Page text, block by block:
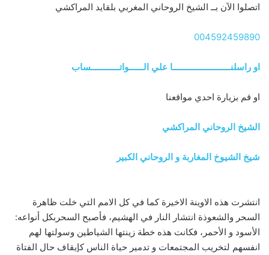
اتصلوا الآن بــ الشيخ الروحاني المغربي بلقايد المراكشي
004592459890
او راسلنــــــــــــــــــــــــا علي الــــــواتــــــــــــساب
او قم بزيارة احدي مواقعنا
الشيخ الروحاني المراكشي
شيخ الشيوخ المغاربة و الروحاني الكبير
انتشرت هذه الاوينة الاخيرة كما في كل الامم التي خلت ظاهرة
السحر والشعوذة انتشار النار في الهشيم، فأصبح السحربكل أنواعه:
الأسود و الأحمر، فكانت هذه خطة زينتها الشياطين وسولتها لهم
انفسهم لتخريب المجتمعات و تدمير حياة الناس كإيقاف حال الفتاة